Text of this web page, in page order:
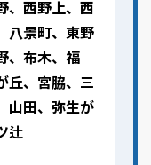
、西野上、西
八景町、東野
、布木、福
丘、宮脇、三
山田、弥生が
辻